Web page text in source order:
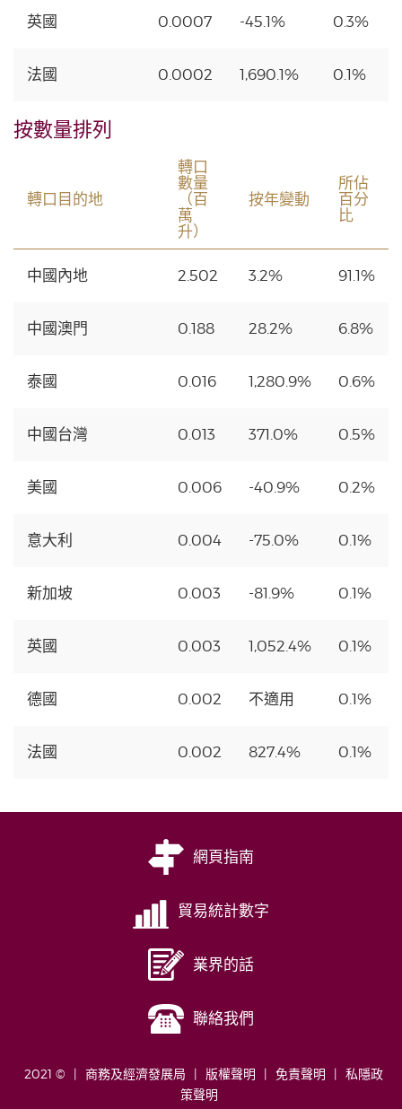
英國 0.0007 -45.1% 0.3%
法國 0.0002 1,690.1% 0.1%
按數量排列
轉口目的地
轉口
數量
（百
萬
升）
按年變動
所佔
百分
比
中國內地 2.502 3.2% 91.1%
中國澳門 0.188 28.2% 6.8%
泰國 0.016 1,280.9% 0.6%
中國台灣 0.013 371.0% 0.5%
美國 0.006 -40.9% 0.2%
意大利 0.004 -75.0% 0.1%
新加坡 0.003 -81.9% 0.1%
英國 0.003 1,052.4% 0.1%
德國 0.002 不適用 0.1%
法國 0.002 827.4% 0.1%
網頁指南
貿易統計數字
業界的話
聯絡我們
2021 © 商務及經濟發展局 版權聲明 免責聲明
私隱政
策聲明